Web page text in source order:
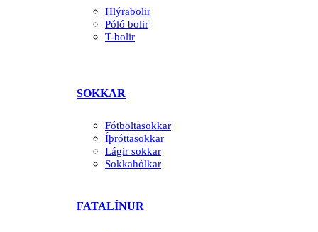
Hlýrabolir
Póló bolir
T-bolir
SOKKAR
Fótboltasokkar
Íþróttasokkar
Lágir sokkar
Sokkahólkar
FATALÍNUR